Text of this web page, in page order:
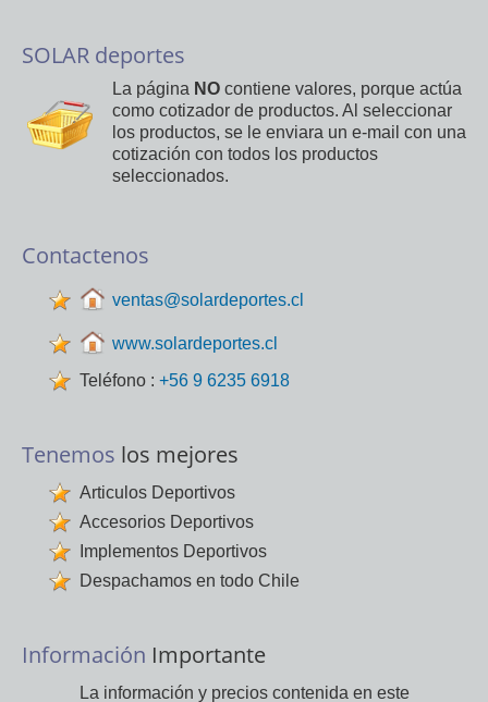
SOLAR deportes
La página NO contiene valores, porque actúa
como cotizador de productos. Al seleccionar
los productos, se le enviara un e-mail con una
cotización con todos los productos
seleccionados.
Contactenos
ventas@solardeportes.cl
www.solardeportes.cl
Teléfono : +56 9 6235 6918
Tenemos los mejores
Articulos Deportivos
Accesorios Deportivos
Implementos Deportivos
Despachamos en todo Chile
Información Importante
La información y precios contenida en este